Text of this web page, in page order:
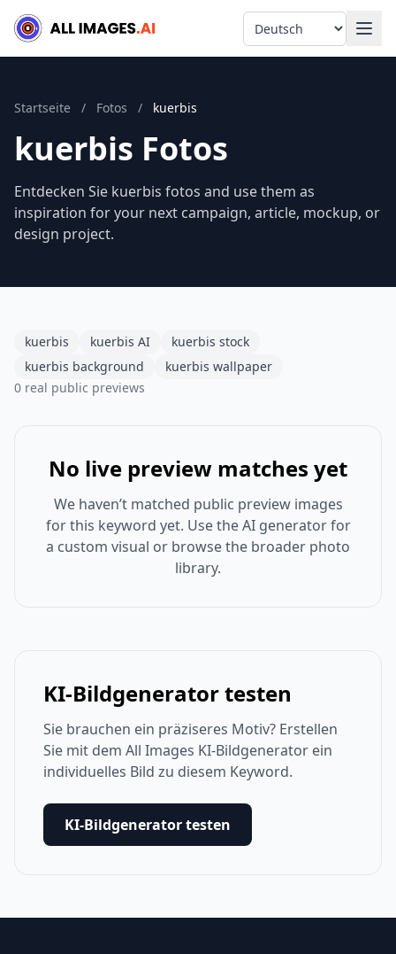
Language
Startseite / Fotos / kuerbis
kuerbis Fotos
Entdecken Sie kuerbis fotos and use them as
inspiration for your next campaign, article, mockup, or
design project.
kuerbis kuerbis AI
kuerbis stock
kuerbis background
kuerbis wallpaper
0 real public previews
No live preview matches yet
We haven’t matched public preview images
for this keyword yet. Use the AI generator for
a custom visual or browse the broader photo
library.
KI-Bildgenerator testen
Sie brauchen ein präziseres Motiv? Erstellen
Sie mit dem All Images KI-Bildgenerator ein
individuelles Bild zu diesem Keyword.
KI-Bildgenerator testen